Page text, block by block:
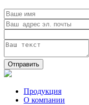
Отправить
Продукция
О компании